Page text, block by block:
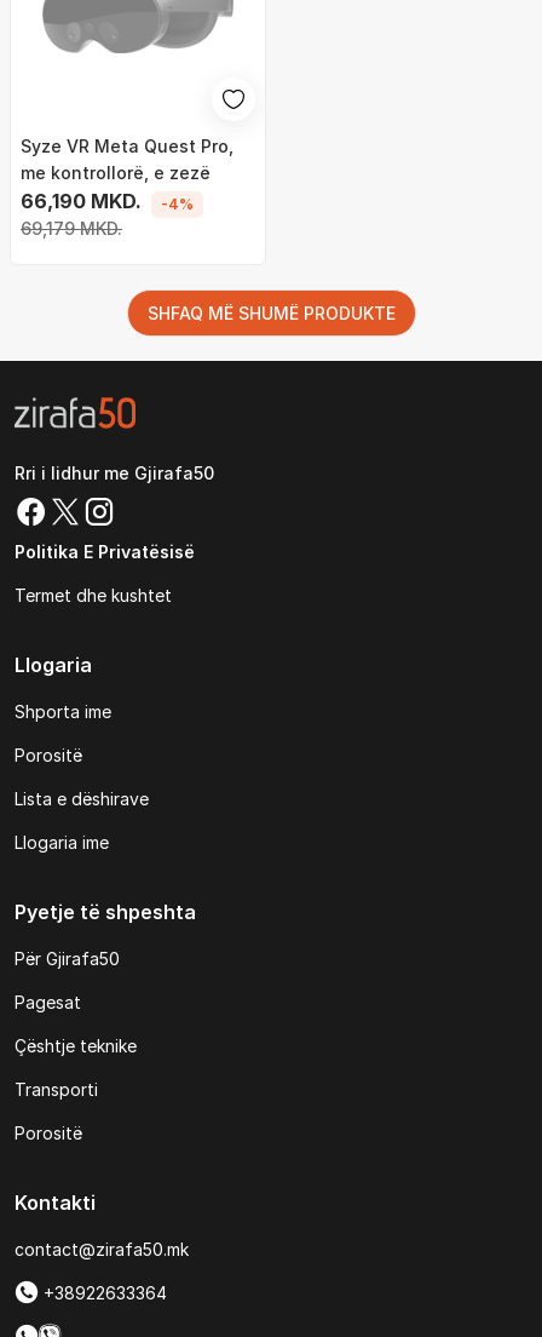
Syze VR Meta Quest Pro,
me kontrollorë, e zezë
66,190 MKD.
69,179 MKD.
-4%
SHFAQ MË SHUMË PRODUKTE
Rri i lidhur me Gjirafa50
Politika E Privatësisë
Termet dhe kushtet
Llogaria
Shporta ime
Porositë
Lista e dëshirave
Llogaria ime
Pyetje të shpeshta
Për Gjirafa50
Pagesat
Çështje teknike
Transporti
Porositë
Kontakti
contact@zirafa50.mk
+38922633364